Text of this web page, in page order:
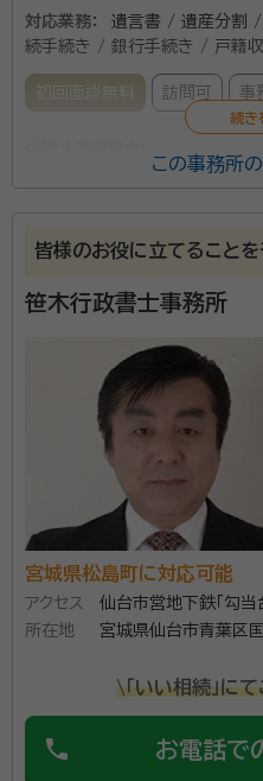
対応業務：
遺言書 / 遺産分割
続手続き / 銀行手続き / 戸籍
初回面談無料 訪問可 事
区の金融関係に就職し、管理部門そ
支店勤務を経て地元の仙台支店にもどる。 地元で一生続け
年に開業しました。 仕事の経緯は
ンテのため料理レシピを研究するこ
1、遺言・相続 揉めない相
の作成をサポートします。
株式や投資信託などの名
いたします。 相続人や相
ださい。本人の希望があ
ルも可能ですので、費用を
手続きに必要となる戸籍謄
書類の取得代行もサポートし
行政書士
宮城県行政書士会
この事務所
皆様のお役に立てることを
笹木行政書士事務所
宮城県松島町に対応可能
アクセス
仙台市営地下鉄「勾
所在地
宮城県仙台市青葉区国分町
\「いい相続」に
phone お電話で